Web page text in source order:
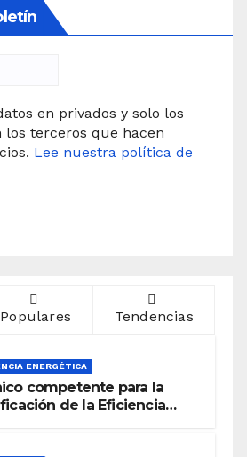
en privados y solo los
terceros que hacen
Lee nuestra política de
Populares Tendencias
ENERGÉTICA
competente para la
de la Eficiencia